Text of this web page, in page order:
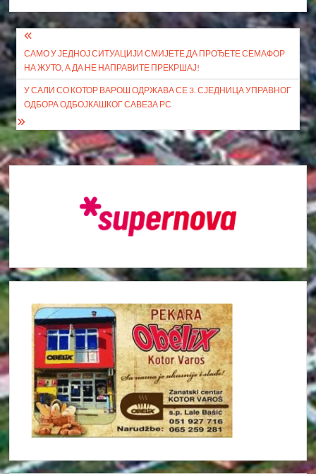
Кретање
чланка
САМО У ЈЕДНОЈ СИТУАЦИЈИ СМИЈЕТЕ ДА ПРОЂЕТЕ СЕМАФОР
НА ЖУТО, А ДА НЕ НАПРАВИТЕ ПРЕКРШАЈ!
У САЛИ СО КОТОР ВАРОШ ОДРЖАВА СЕ 3. СЈЕДНИЦА УПРАВНОГ
ОДБОРА ОДБОЈКАШКОГ САВЕЗА РС